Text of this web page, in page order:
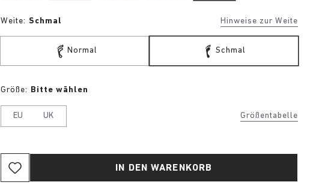
Weite: Schmal Hinweise zur Weite
Normal Schmal
Größentabelle
Größe: Bitte wählen
EU UK
IN DEN WARENKORB